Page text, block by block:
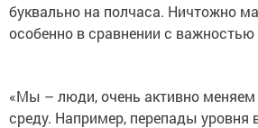
буквально на полчаса. Ничтожно
особенно в сравнении с
«Мы – люди, очень активно
среду. Например, перепады уровня